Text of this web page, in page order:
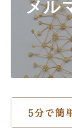
メル